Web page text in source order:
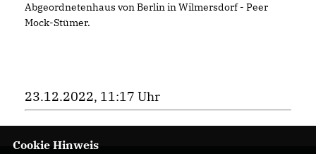
Abgeordnetenhaus von Berlin in Wilmersdorf - Peer
Mock-Stümer.
23.12.2022, 11:17 Uhr
Cookie Hinweis